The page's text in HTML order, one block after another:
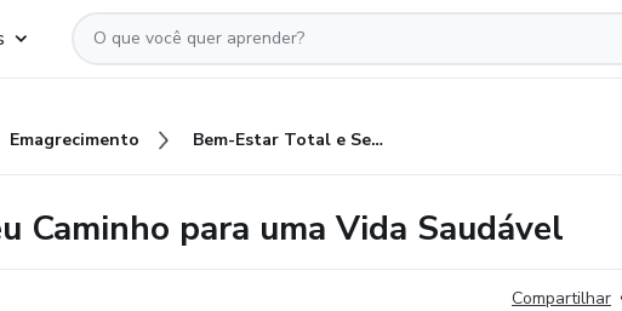
Emagrecimento Bem-Estar Total e Seu Caminho para uma Vida Saudável
Caminho para uma Vida Saudável
Compartilhar